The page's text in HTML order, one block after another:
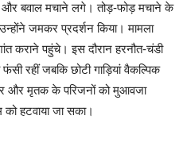
और बवाल मचाने लगे। तोड़-फोड़ मचाने के
जमकर प्रदर्शन किया। मामला
कराने पहुंचे। इस दौरान हरनौत-चंडी
फंसी रहीं जबकि छोटी गाड़ियां वैकल्पिक
और मृतक के परिजनों को मुआवजा
हटवाया जा सका।